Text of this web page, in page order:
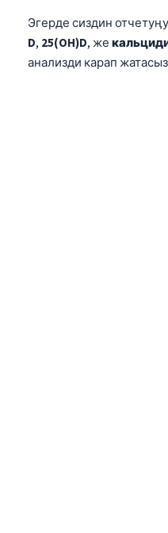
Эгерде сиздин
D, 25(OH)D, же
анализди карап